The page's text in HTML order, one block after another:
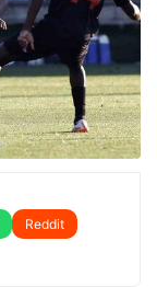
Reddit